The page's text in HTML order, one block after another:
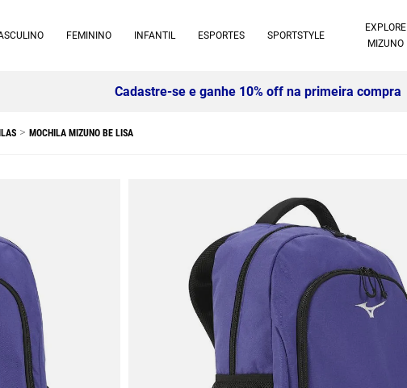
FEMININO INFANTIL ESPORTES SPORTSTYLE
EXPLORE
MIZUNO
Cadastre-se e ganhe 10% off na primeira compra
MOCHILA MIZUNO BE LISA